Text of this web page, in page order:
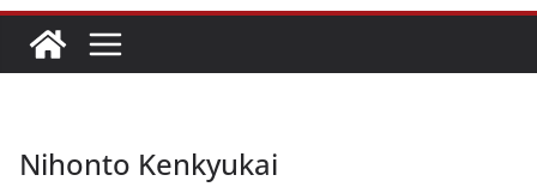
Nihonto Kenkyukai